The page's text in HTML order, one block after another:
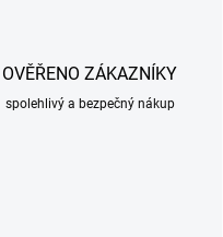
OVĚŘENO ZÁKAZNÍKY
spolehlivý a bezpečný nákup